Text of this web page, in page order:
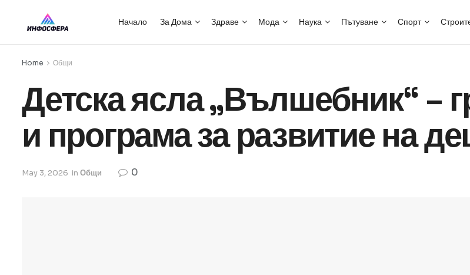
Начало За Дома Здраве Мода Наука Пътуване Спорт
Home Общи
Детска ясла „Вълшебник“ –
и програма за развитие на
May 3, 2026 in Общи 0